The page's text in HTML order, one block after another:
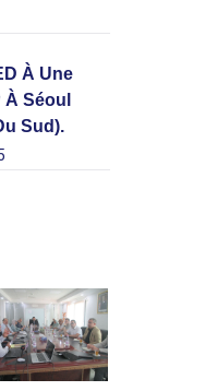
À Une
Séoul
Sud).